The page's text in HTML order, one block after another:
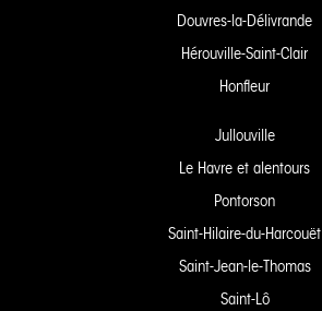
Douvres-la-Délivrande
Hérouville-Saint-Clair
Honfleur
Jullouville
Le Havre et alentours
Pontorson
Saint-Hilaire-du-Harcouët
Saint-Jean-le-Thomas
Saint-Lô